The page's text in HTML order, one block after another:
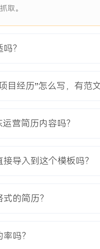
过平台审核。
行全店商品测款，并通过京
键词效果。
进行微调。
元。
浙江工商大学
取。
？
目经历”怎么写，有范
营简历内容吗？
导入到这个模板吗？
的简历？
吗？